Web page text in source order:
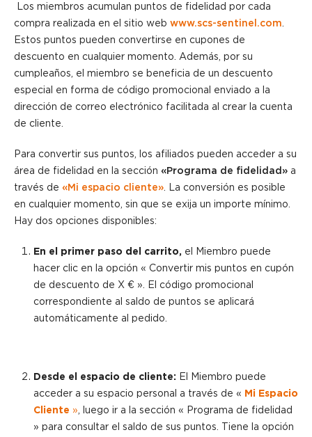
Los miembros acumulan puntos de fidelidad por cada
compra realizada en el sitio web www.scs-sentinel.com
Estos puntos pueden convertirse en cupones de
descuento en cualquier momento. Además, por su
cumpleaños, el miembro se beneficia de un descuento
especial en forma de código promocional enviado a la
dirección de correo electrónico facilitada al crear la cuenta
de cliente.
Para convertir sus puntos, los afiliados pueden acceder a su
área de fidelidad en la sección «Programa de fidelidad» a
través de «Mi espacio cliente» . La conversión es posible
en cualquier momento, sin que se exija un importe mínimo.
Hay dos opciones disponibles:
En el primer paso del carrito, el Miembro puede
hacer clic en la opción « Convertir mis puntos en cupón
de descuento de X € ». El código promocional
correspondiente al saldo de puntos se aplicará
automáticamente al pedido.
Desde el espacio de cliente: El Miembro puede
acceder a su espacio personal a través de « Mi Espacio
Cliente » , luego ir a la sección « Programa de fidelidad
» para consultar el saldo de sus puntos. Tiene la opción